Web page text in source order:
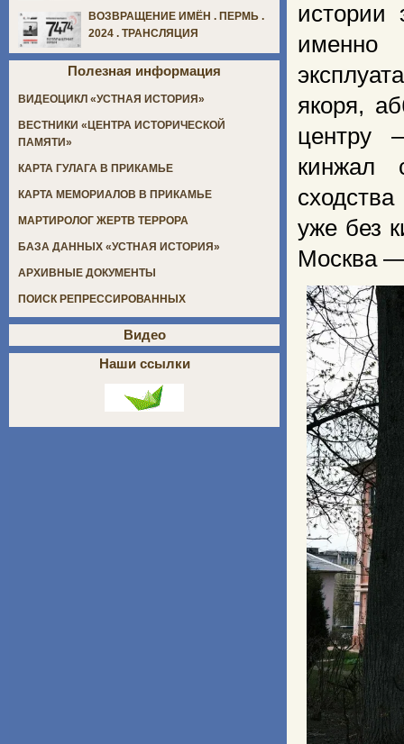
истории
якоря,
центру
кинжал
уже без
Москва —
ВОЗВРАЩЕНИЕ ИМЁН . ПЕРМЬ .
2024 . ТРАНСЛЯЦИЯ
Полезная информация
ВИДЕОЦИКЛ «УСТНАЯ ИСТОРИЯ»
ВЕСТНИКИ «ЦЕНТРА ИСТОРИЧЕСКОЙ
ПАМЯТИ»
КАРТА ГУЛАГА В ПРИКАМЬЕ
КАРТА МЕМОРИАЛОВ В ПРИКАМЬЕ
МАРТИРОЛОГ ЖЕРТВ ТЕРРОРА
БАЗА ДАННЫХ «УСТНАЯ ИСТОРИЯ»
АРХИВНЫЕ ДОКУМЕНТЫ
ПОИСК РЕПРЕССИРОВАННЫХ
Видео
Наши ссылки